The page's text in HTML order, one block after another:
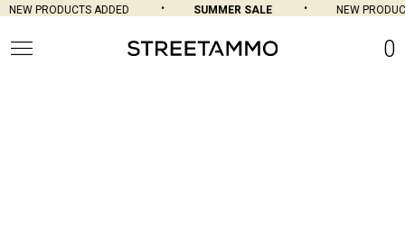
NEW PRODUCTS ADDED SUMMER SALE NEW
0